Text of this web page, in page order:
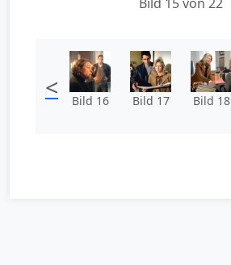
< Bild 16 Bild 17 Bild 18